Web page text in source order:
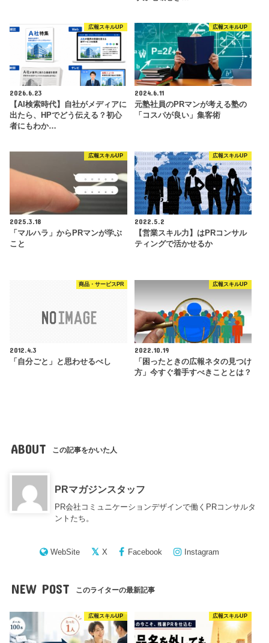
広報スキルUP
2026.6.23
【AI検索時代】自社がメディアに
出たら、HPでどう伝える？初心
者にもわか…
広報スキルUP
2024.6.11
元塾社員のPRマンが考える塾の
「コスパが良い」集客術
広報スキルUP
2025.3.18
「マルハラ」からPRマンが学ぶ
こと
広報スキルUP
2022.5.2
【営業スキル力】はPRコンサル
ティングで活かせるか
商品・サービスPR
2012.4.3
「自分ごと」と思わせるべし
広報スキルUP
2022.10.19
「困ったときの広報ネタの見つけ
方」今すぐ着手すべきこととは？
ABOUT この記事をかいた人
PRマガジンスタッフ
PR会社コミュニケーションデザインで働くPRコンサルタ
ントたち。
WebSite X Facebook Instagram
NEW POST このライターの最新記事
広報スキルUP 広報スキルUP